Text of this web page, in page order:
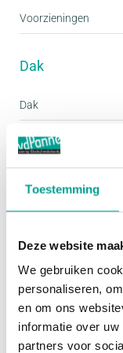
Toestemming
Deze website
We gebruiken
personaliseren,
en om ons
informatie over
partners voor
De royale en
op de hoek en
afgewerkt met
een
een afzuigkap,
koel-/
(betegelde)
op het
van de zon kunt
Voorzieningen
Dak
Dak
Overig
Permanente bewoning
Onderhoud buiten
Huidig gebruik
Huidige bestemming